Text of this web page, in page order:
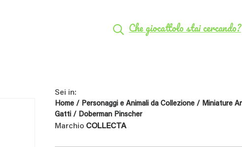
Che giocattolo stai cercando?
Sei in:
Home / Personaggi e Animali da Collezione / Miniature
Gatti / Doberman Pinscher
Marchio COLLECTA